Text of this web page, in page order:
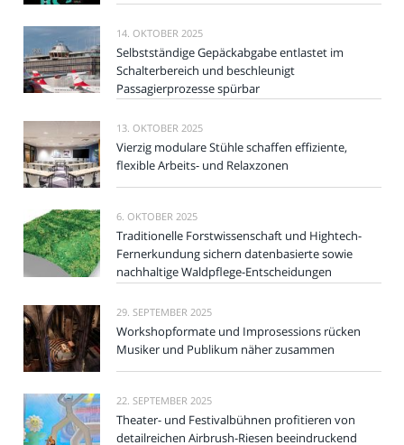
14. OKTOBER 2025
Selbstständige Gepäckabgabe entlastet im
Schalterbereich und beschleunigt
Passagierprozesse spürbar
13. OKTOBER 2025
Vierzig modulare Stühle schaffen effiziente,
flexible Arbeits- und Relaxzonen
6. OKTOBER 2025
Traditionelle Forstwissenschaft und Hightech-
Fernerkundung sichern datenbasierte sowie
nachhaltige Waldpflege-Entscheidungen
29. SEPTEMBER 2025
Workshopformate und Improsessions rücken
Musiker und Publikum näher zusammen
22. SEPTEMBER 2025
Theater- und Festivalbühnen profitieren von
detailreichen Airbrush-Riesen beeindruckend